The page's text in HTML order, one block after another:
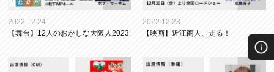
2022.12.24
【舞台】12人のおかしな大阪人2023
2022.12.23
【映画】近江商人、走る！